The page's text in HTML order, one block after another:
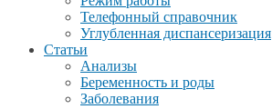
Телефонный справочник
Углубленная диспансеризация
Статьи
Анализы
Беременность и роды
Заболевания